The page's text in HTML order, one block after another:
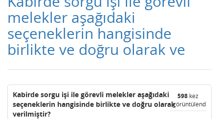
melekler aşağıdaki
seçeneklerin hangisinde
birlikte ve doğru olarak ve
598 kez
görüntülendi
Kabirde sorgu işi ile görevli melekler aşağıdaki
seçeneklerin hangisinde birlikte ve doğru olarak
verilmiştir?